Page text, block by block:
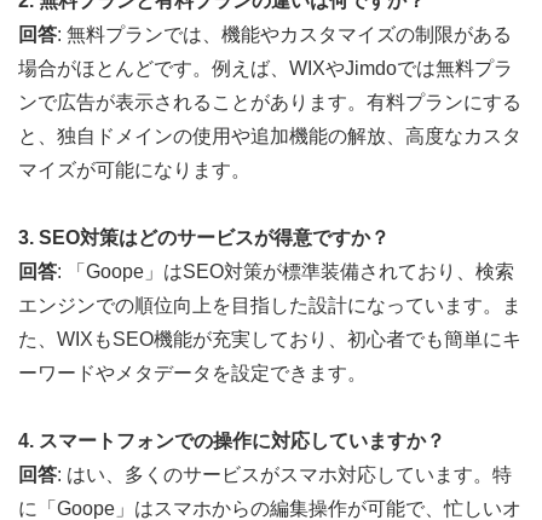
回答: 無料プランでは、機能やカスタマイズの制限がある
場合がほとんどです。例えば、WIXやJimdoでは無料プラ
ンで広告が表示されることがあります。有料プランにする
と、独自ドメインの使用や追加機能の解放、高度なカスタ
マイズが可能になります。
3. SEO対策はどのサービスが得意ですか？
回答: 「Goope」はSEO対策が標準装備されており、検索
エンジンでの順位向上を目指した設計になっています。ま
た、WIXもSEO機能が充実しており、初心者でも簡単にキ
ーワードやメタデータを設定できます。
4. スマートフォンでの操作に対応していますか？
回答: はい、多くのサービスがスマホ対応しています。特
に「Goope」はスマホからの編集操作が可能で、忙しいオ